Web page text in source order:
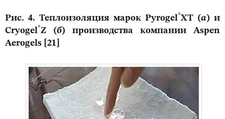
Рис. 4. Теплоизоляция марок Pyrogel®XT (а) и
Cryogel®Z (б) производства компании Aspen
Aerogels [21]